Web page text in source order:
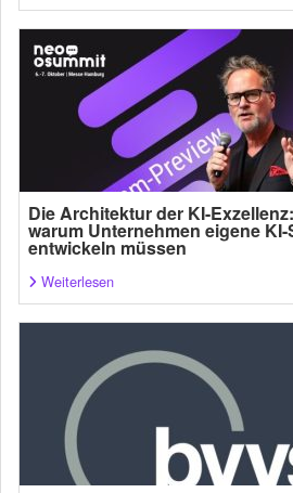
Die Architektur der KI-
warum Unternehmen eigene
entwickeln müssen
Weiterlesen